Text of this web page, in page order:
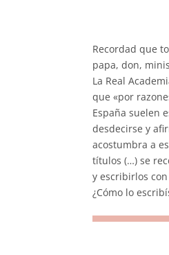
Recordad que
papa, don,
La Real
que «por
España suelen
desdecirse y
acostumbra a
títulos (…) se
y escribirlos
¿Cómo lo